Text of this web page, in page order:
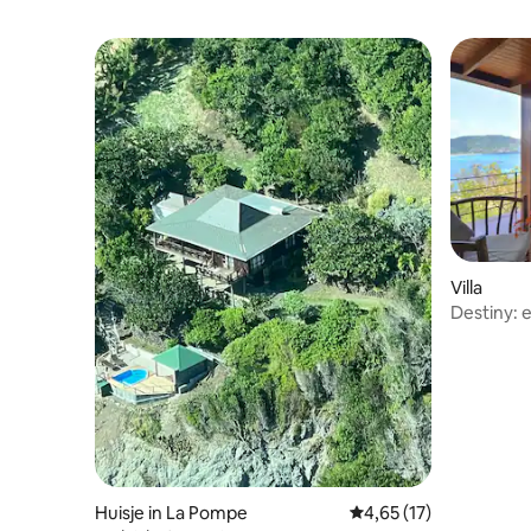
Huisje in La Pompe Gemiddelde
4,65 (17)
Villa
Destiny: